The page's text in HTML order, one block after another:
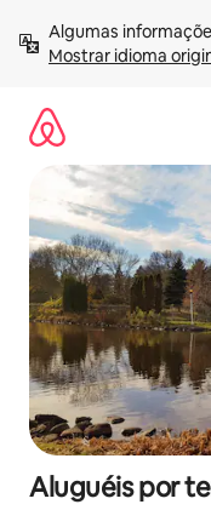
para
Mostrar idioma
Aluguéis por